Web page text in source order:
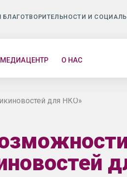
БЛАГОТВОРИТЕЛЬНОСТИ И
МЕДИАЦЕНТР О НАС
для НКО»